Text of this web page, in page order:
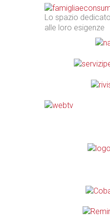
Lo spazio
alle loro esigenze